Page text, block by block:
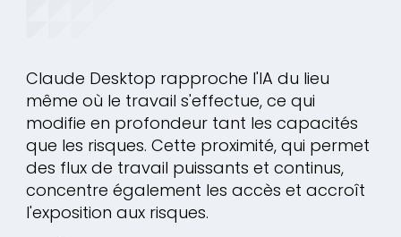
Claude Desktop rapproche l'IA du lieu
même où le travail s'effectue, ce qui
modifie en profondeur tant les capacités
que les risques. Cette proximité, qui permet
des flux de travail puissants et continus,
concentre également les accès et accroît
l'exposition aux risques.